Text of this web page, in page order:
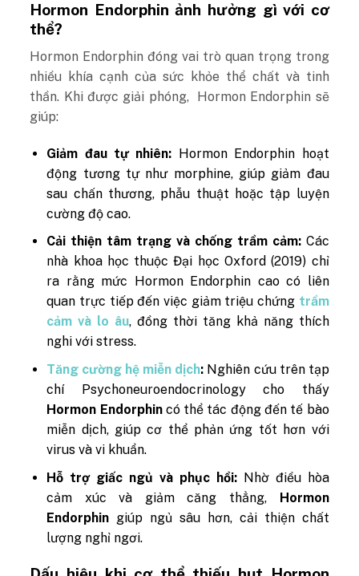
Hormon Endorphin ảnh hưởng gì với cơ
thể?
Hormon Endorphin đóng vai trò quan trọng trong
nhiều khía cạnh của sức khỏe thể chất và tinh
thần. Khi được giải phóng, Hormon Endorphin sẽ
giúp:
Giảm đau tự nhiên: Hormon Endorphin hoạt
động tương tự như morphine, giúp giảm đau
sau chấn thương, phẫu thuật hoặc tập luyện
cường độ cao.
Cải thiện tâm trạng và chống trầm cảm: Các
nhà khoa học thuộc Đại học Oxford (2019) chỉ
ra rằng mức Hormon Endorphin cao có liên
quan trực tiếp đến việc giảm triệu chứng trầm
cảm và lo âu, đồng thời tăng khả năng thích
nghi với stress.
Tăng cường hệ miễn dịch: Nghiên cứu trên tạp
chí Psychoneuroendocrinology cho thấy
Hormon Endorphincó thể tác động đến tế bào
miễn dịch, giúp cơ thể phản ứng tốt hơn với
virus và vi khuẩn.
Hỗ trợ giấc ngủ và phục hồi: Nhờ điều hòa
cảm xúc và giảm căng thẳng, Hormon
Endorphin giúp ngủ sâu hơn, cải thiện chất
lượng nghỉ ngơi.